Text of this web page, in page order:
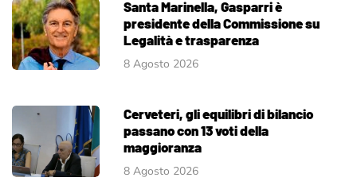
Santa Marinella, Gasparri è
presidente della Commissione su
Legalità e trasparenza
8 Agosto 2026
Cerveteri, gli equilibri di bilancio
passano con 13 voti della
maggioranza
8 Agosto 2026